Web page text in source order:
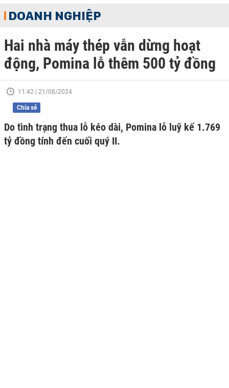
DOANH NGHIỆP
Hai nhà máy thép vẫn dừng hoạt
động, Pomina lỗ thêm 500 tỷ đồng
11:42 | 21/08/2024
Chia sẻ
Do tình trạng thua lỗ kéo dài, Pomina lỗ luỹ kế 1.769
tỷ đồng tính đến cuối quý II.